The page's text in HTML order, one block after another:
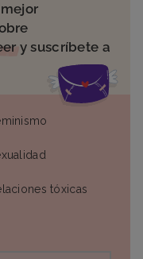
y suscríbete a
tóxicas